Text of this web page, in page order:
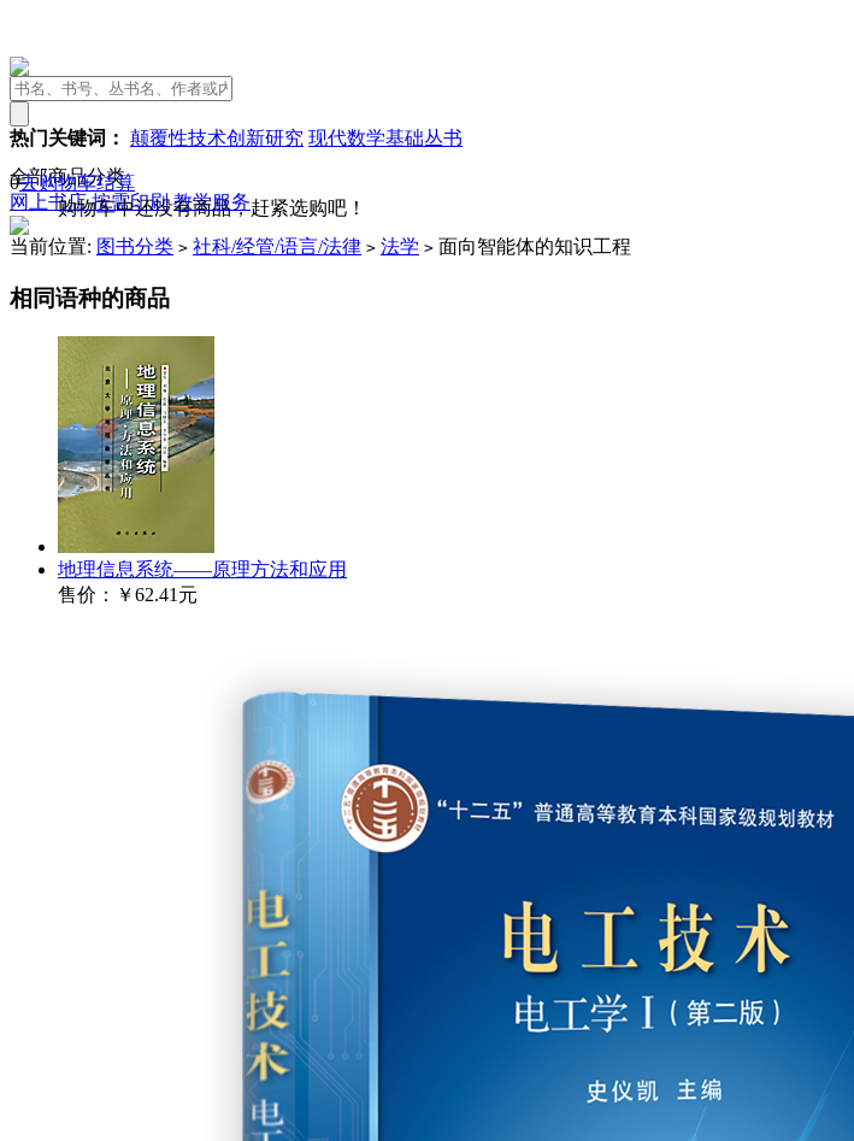
热门关键词： 颠覆性技术创新研究 现代数学基础丛书
0去购物车结算
购物车中还没有商品，赶紧选购吧！
全部商品分类
网上书店按需印刷 教学服务
当前位置: 图书分类 > 社科/经管/语言/法律 > 法学 > 面向智能体的知识工程
相同语种的商品
地理信息系统——原理方法和应用
售价：
￥62.41元